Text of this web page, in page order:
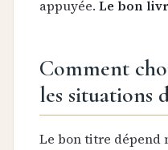
appuyée. Le bon
Comment
les situations
Le bon titre dépend